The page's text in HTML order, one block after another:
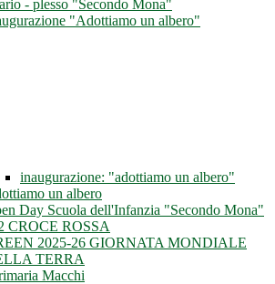
- plesso "Secondo Mona"
"Adottiamo un albero"
inaugurazione: "adottiamo un albero"
un albero
Day Scuola dell'Infanzia "Secondo Mona"
CROCE ROSSA
2025-26 GIORNATA MONDIALE
TERRA
Macchi